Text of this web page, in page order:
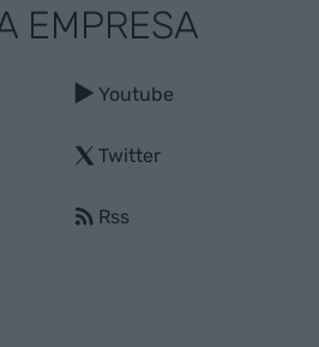
EMPRESA
Youtube
Twitter
Rss